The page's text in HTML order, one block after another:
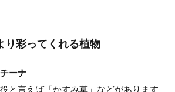
り彩ってくれる植物
ーナ
と言えば「かすみ草」などがあります